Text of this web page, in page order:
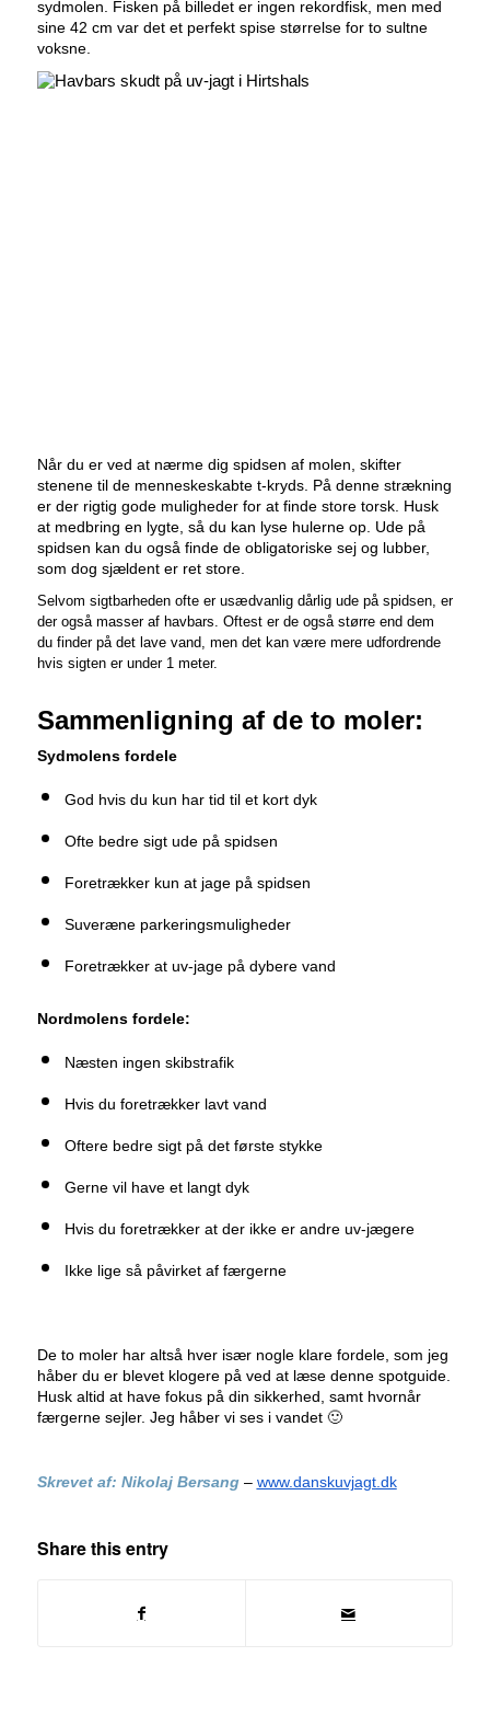
sydmolen. Fisken på billedet er ingen rekordfisk, men med
sine 42 cm var det et perfekt spise størrelse for to sultne
voksne.
Når du er ved at nærme dig spidsen af molen, skifter
stenene til de menneskeskabte t-kryds. På denne strækning
er der rigtig gode muligheder for at finde store torsk. Husk
at medbring en lygte, så du kan lyse hulerne op. Ude på
spidsen kan du også finde de obligatoriske sej og lubber,
som dog sjældent er ret store.
Selvom sigtbarheden ofte er usædvanlig dårlig ude på spidsen, er
der også masser af havbars. Oftest er de også større end dem
du finder på det lave vand, men det kan være mere udfordrende
hvis sigten er under 1 meter.
Sammenligning af de to moler:
Sydmolens fordele
God hvis du kun har tid til et kort dyk
Ofte bedre sigt ude på spidsen
Foretrækker kun at jage på spidsen
Suveræne parkeringsmuligheder
Foretrækker at uv-jage på dybere vand
Nordmolens fordele:
Næsten ingen skibstrafik
Hvis du foretrækker lavt vand
Oftere bedre sigt på det første stykke
Gerne vil have et langt dyk
Hvis du foretrækker at der ikke er andre uv-jægere
Ikke lige så påvirket af færgerne
De to moler har altså hver især nogle klare fordele, som jeg
håber du er blevet klogere på ved at læse denne spotguide.
Husk altid at have fokus på din sikkerhed, samt hvornår
færgerne sejler. Jeg håber vi ses i vandet 🙂
Skrevet af: Nikolaj Bersang– www.danskuvjagt.dk
Share this entry